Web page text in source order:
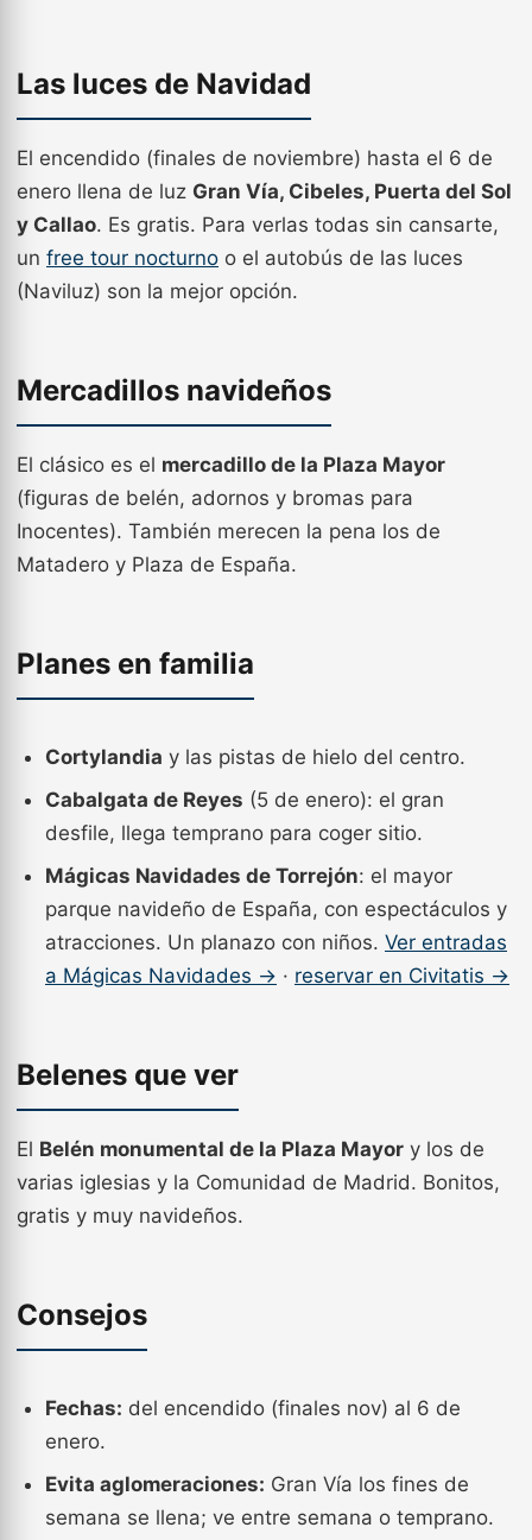
Las luces de Navidad
El encendido (finales de noviembre) hasta el 6 de
enero llena de luz Gran Vía, Cibeles, Puerta del Sol
y Callao. Es gratis. Para verlas todas sin cansarte,
un free tour nocturno o el autobús de las luces
(Naviluz) son la mejor opción.
Mercadillos navideños
El clásico es el mercadillo de la Plaza Mayor
(figuras de belén, adornos y bromas para
Inocentes). También merecen la pena los de
Matadero y Plaza de España.
Planes en familia
Cortylandia y las pistas de hielo del centro.
Cabalgata de Reyes (5 de enero): el gran
desfile, llega temprano para coger sitio.
Mágicas Navidades de Torrejón: el mayor
parque navideño de España, con espectáculos y
atracciones. Un planazo con niños. Ver entradas
a Mágicas Navidades → · reservar en Civitatis →
Belenes que ver
El Belén monumental de la Plaza Mayor y los de
varias iglesias y la Comunidad de Madrid. Bonitos,
gratis y muy navideños.
Consejos
Fechas: del encendido (finales nov) al 6 de
enero.
Evita aglomeraciones: Gran Vía los fines de
semana se llena; ve entre semana o temprano.